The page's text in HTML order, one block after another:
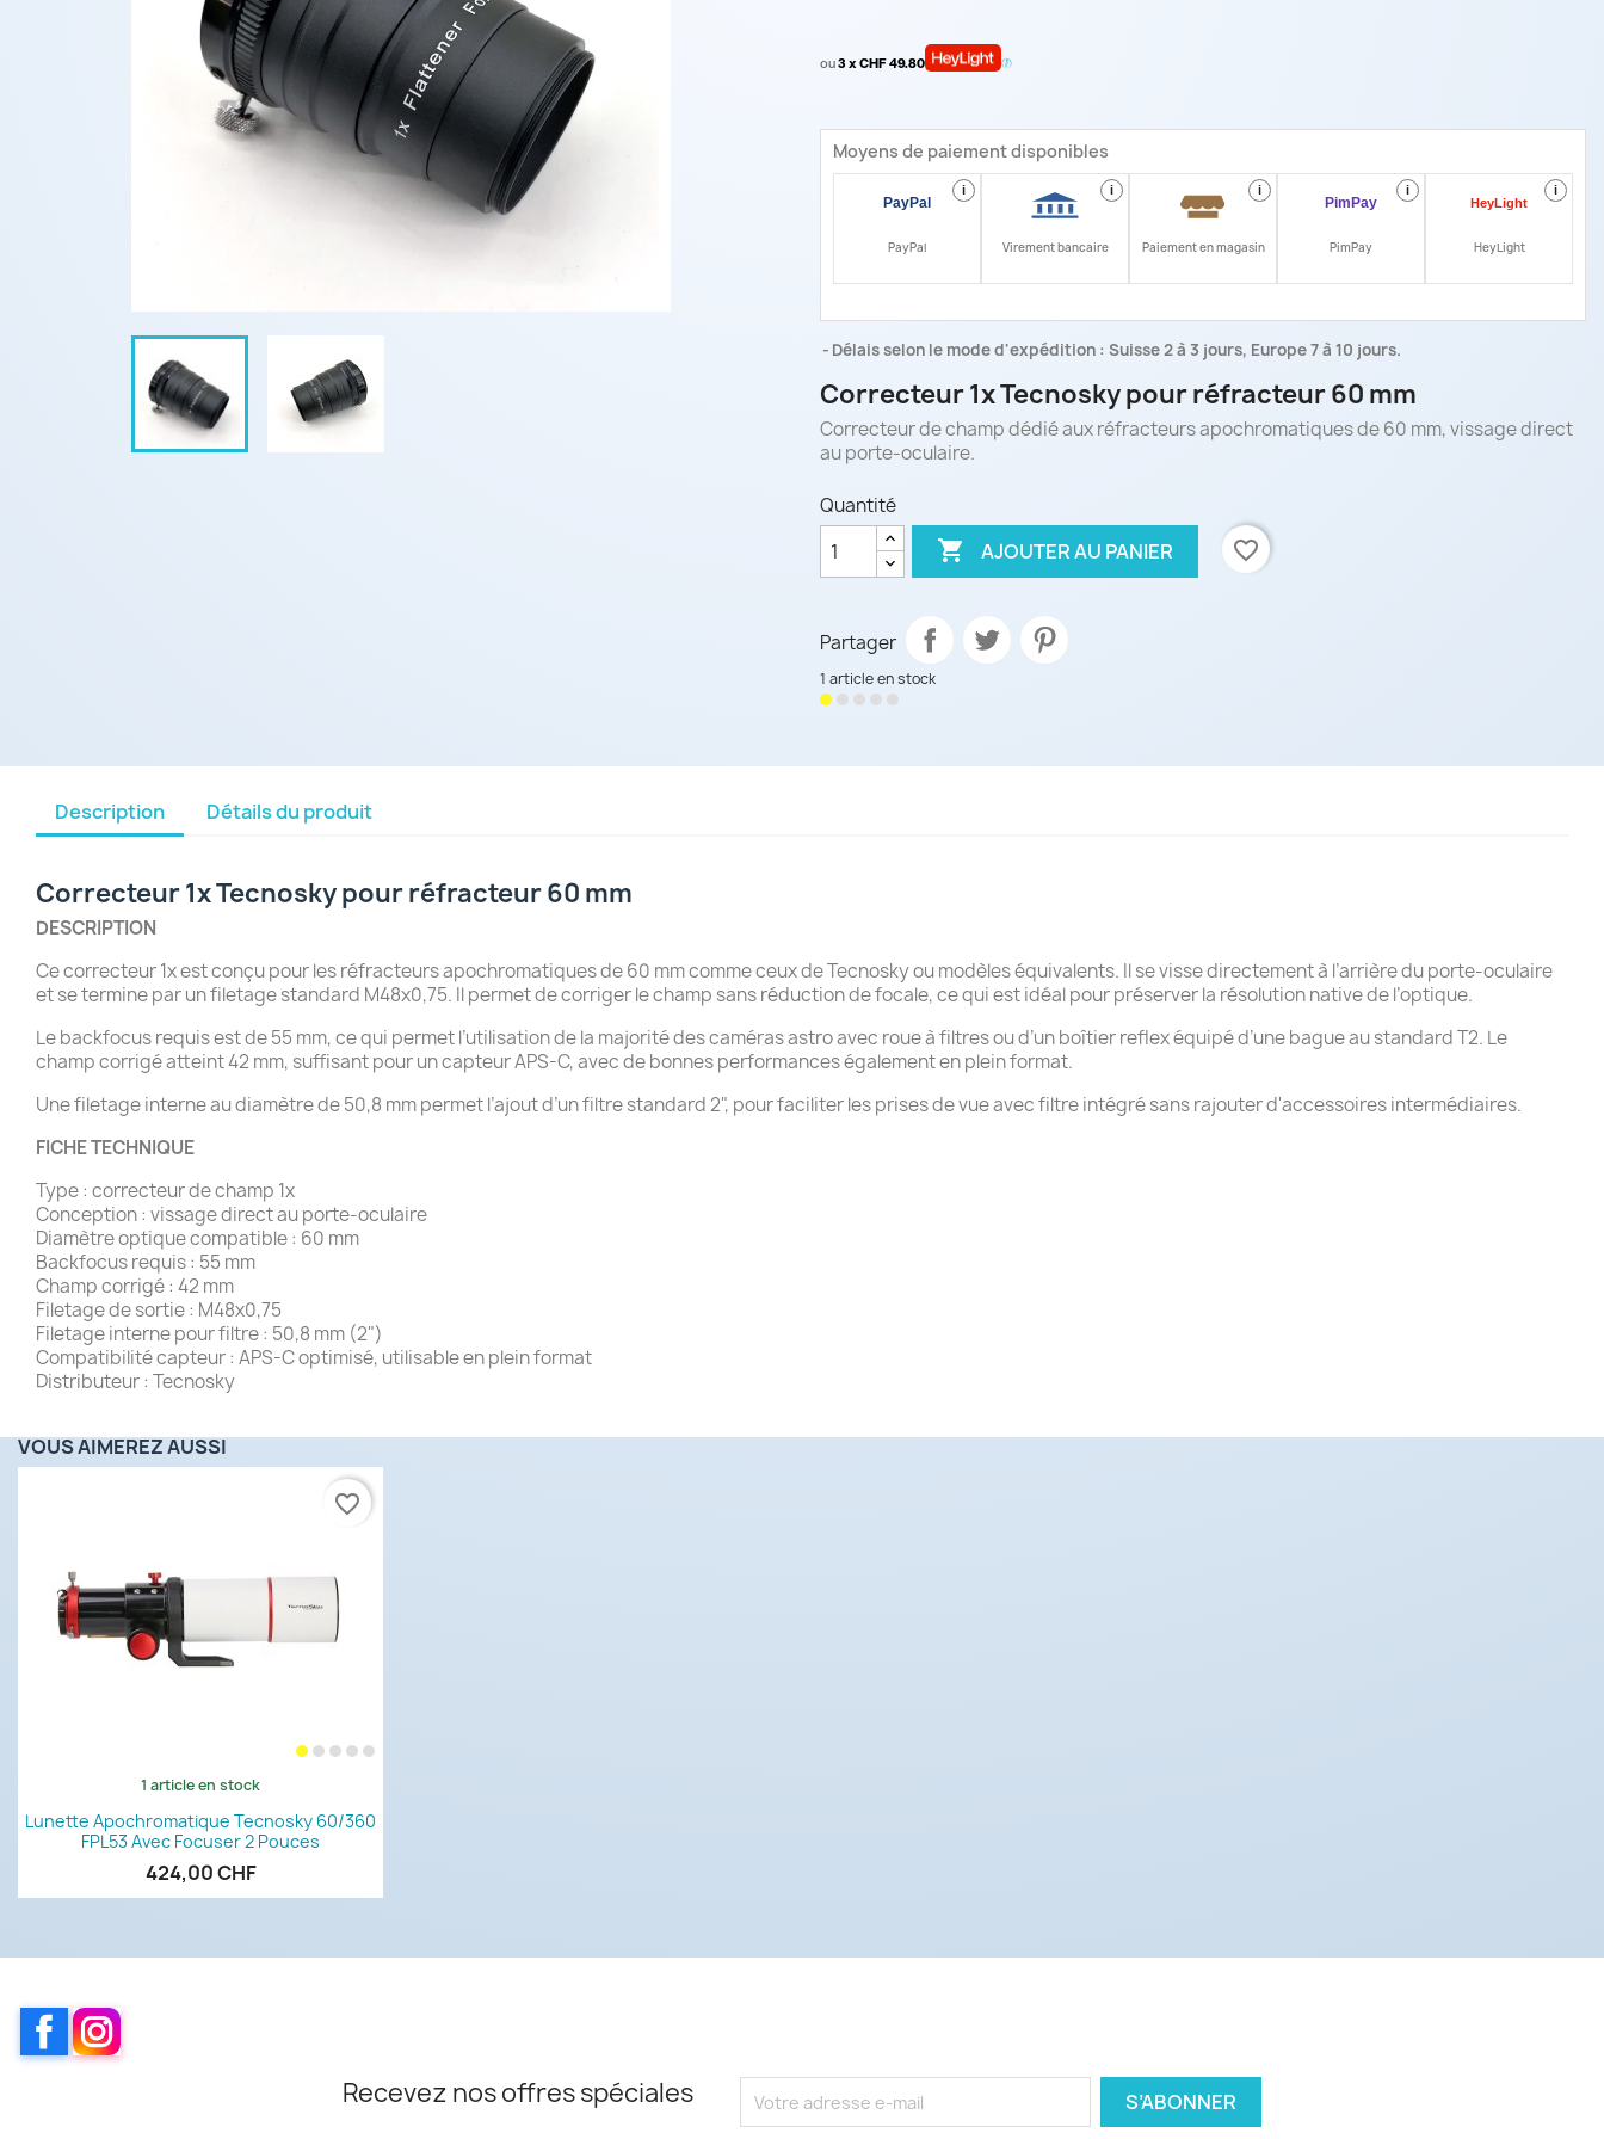
ou3 x CHF 49.80
Moyens de paiement disponibles
i
PayPal
i
Virement bancaire
i
Paiement en magasin
i
PimPay
i
HeyLight
Délais selon le mode d'expédition : Suisse 2 à 3 jours, Europe 7 à 10 jours.
Correcteur 1x Tecnosky pour réfracteur 60 mm
Correcteur de champ dédié aux réfracteurs apochromatiques de 60 mm, vissage direct
au porte-oculaire.
Quantité
 AJOUTER AU PANIER favorite_border
Partager
1 article en stock
Description Détails du produit
Correcteur 1x Tecnosky pour réfracteur 60 mm
DESCRIPTION
Ce correcteur 1x est conçu pour les réfracteurs apochromatiques de 60 mm comme ceux de Tecnosky ou modèles équivalents. Il se visse directement à l’arrière du porte-oculaire
et se termine par un filetage standard M48x0,75. Il permet de corriger le champ sans réduction de focale, ce qui est idéal pour préserver la résolution native de l’optique.
Le backfocus requis est de 55 mm, ce qui permet l’utilisation de la majorité des caméras astro avec roue à filtres ou d’un boîtier reflex équipé d’une bague au standard T2. Le
champ corrigé atteint 42 mm, suffisant pour un capteur APS-C, avec de bonnes performances également en plein format.
Une filetage interne au diamètre de 50,8 mm permet l’ajout d’un filtre standard 2", pour faciliter les prises de vue avec filtre intégré sans rajouter d'accessoires intermédiaires.
FICHE TECHNIQUE
Type : correcteur de champ 1x
Conception : vissage direct au porte-oculaire
Diamètre optique compatible : 60 mm
Backfocus requis : 55 mm
Champ corrigé : 42 mm
Filetage de sortie : M48x0,75
Filetage interne pour filtre : 50,8 mm (2")
Compatibilité capteur : APS-C optimisé, utilisable en plein format
Distributeur : Tecnosky
VOUS AIMEREZ AUSSI
Aperçu rapide
1 article en stock
Lunette Apochromatique Tecnosky 60/360
FPL53 Avec Focuser 2 Pouces
424,00 CHF
favorite_border
Facebook
Recevez nos offres spéciales